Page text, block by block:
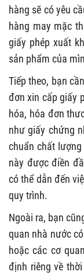
hàng sẽ có yêu
hàng may mặc
giấy phép xuất
sản phẩm của
Tiếp theo, bạn
đơn xin cấp giấy
hóa, hóa đơn
như giấy chứng
chuẩn chất
này được điền
có thể dẫn đến
quy trình.
Ngoài ra, bạn
quan nhà nước
hoặc các cơ
định riêng về